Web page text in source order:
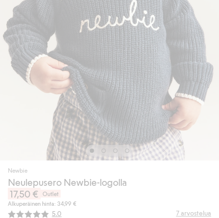
Newbie
Neulepusero Newbie-logolla
17,50 €
Outlet
Alkuperäinen hinta: 34,99 €
Keskimääräinen luokitus:
5.0 7arvostelua